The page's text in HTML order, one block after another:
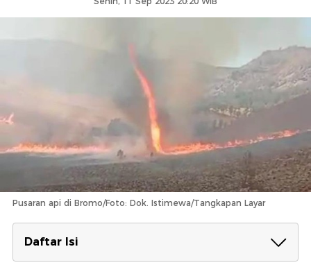
Pusaran api di Bromo/Foto: Dok. Istimewa/Tangkapan Layar
Daftar Isi
Dust Devil: